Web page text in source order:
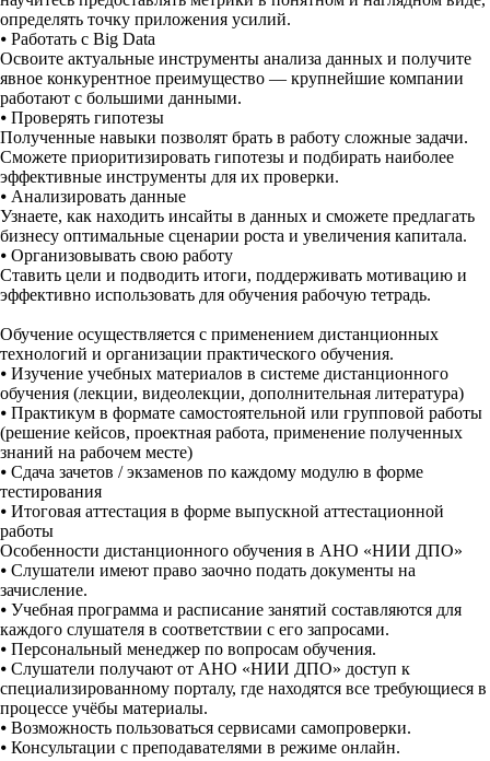
определять точку приложения усилий.
⦁ Работать с Big Data
Освоите актуальные инструменты анализа данных и получите
явное конкурентное преимущество — крупнейшие компании
работают с большими данными.
⦁ Проверять гипотезы
Полученные навыки позволят брать в работу сложные задачи.
Сможете приоритизировать гипотезы и подбирать наиболее
эффективные инструменты для их проверки.
⦁ Анализировать данные
Узнаете, как находить инсайты в данных и сможете предлагать
бизнесу оптимальные сценарии роста и увеличения капитала.
⦁ Организовывать свою работу
Ставить цели и подводить итоги, поддерживать мотивацию и
эффективно использовать для обучения рабочую тетрадь.
Обучение осуществляется с применением дистанционных
технологий и организации практического обучения.
⦁ Изучение учебных материалов в системе дистанционного
обучения (лекции, видеолекции, дополнительная литература)
⦁ Практикум в формате самостоятельной или групповой работы
(решение кейсов, проектная работа, применение полученных
знаний на рабочем месте)
⦁ Сдача зачетов / экзаменов по каждому модулю в форме
тестирования
⦁ Итоговая аттестация в форме выпускной аттестационной
работы
Особенности дистанционного обучения в АНО «НИИ ДПО»
⦁ Слушатели имеют право заочно подать документы на
зачисление.
⦁ Учебная программа и расписание занятий составляются для
каждого слушателя в соответствии с его запросами.
⦁ Персональный менеджер по вопросам обучения.
⦁ Слушатели получают от АНО «НИИ ДПО» доступ к
специализированному порталу, где находятся все требующиеся в
процессе учёбы материалы.
⦁ Возможность пользоваться сервисами самопроверки.
⦁ Консультации с преподавателями в режиме онлайн.